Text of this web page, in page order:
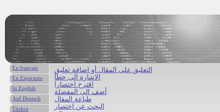
التعليق على المقال أو اضافة تعليق
الاشارة الى خطأ
اقترح اختصارا
أضف الى المفضلة
طباعة المقال
البحث عن اختصار
En français
En Esperanto
In English
Auf Deutsch
Türkce